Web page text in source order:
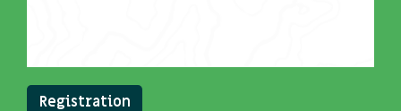
Registration